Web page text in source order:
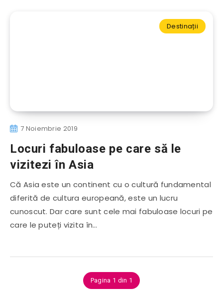
Destinații
7 Noiembrie 2019
Locuri fabuloase pe care să le
vizitezi în Asia
Că Asia este un continent cu o cultură fundamental
diferită de cultura europeană, este un lucru
cunoscut. Dar care sunt cele mai fabuloase locuri pe
care le puteți vizita în…
Pagina 1 din 1